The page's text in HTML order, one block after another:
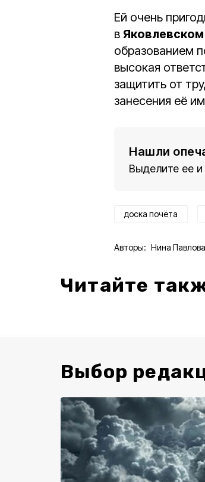
Ей очень
в
образованием
высокая
защитить от
занесения её
Нашли
Выделите ее
доска почёта
Авторы: Нина Павлова
Читайте
Выбор